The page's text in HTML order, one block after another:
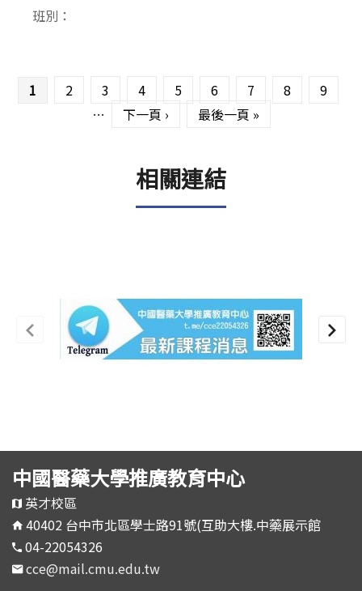
班別：
1 2 3 4 5 6 7 8
9
…
下一頁 › 最後一頁 »
相關連結
中國醫藥大學推廣教育中心
英才校區
40402 台中市北區學士路91號(互助大樓.中藥展示館
04-22054326
cce@mail.cmu.edu.tw